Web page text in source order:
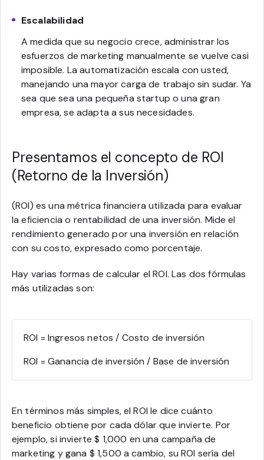
Escalabilidad
A medida que su negocio crece, administrar los
esfuerzos de marketing manualmente se vuelve casi
imposible. La automatización escala con usted,
manejando una mayor carga de trabajo sin sudar. Ya
sea que sea una pequeña startup o una gran
empresa, se adapta a sus necesidades.
Presentamos el concepto de ROI
(Retorno de la Inversión)
(ROI) es una métrica financiera utilizada para evaluar
la eficiencia o rentabilidad de una inversión. Mide el
rendimiento generado por una inversión en relación
con su costo, expresado como porcentaje.
Hay varias formas de calcular el ROI. Las dos fórmulas
más utilizadas son:
ROI = Ingresos netos / Costo de inversión
ROI = Ganancia de inversión / Base de inversión
En términos más simples, el ROI le dice cuánto
beneficio obtiene por cada dólar que invierte. Por
ejemplo, si invierte $ 1,000 en una campaña de
marketing y gana $ 1,500 a cambio, su ROI sería del